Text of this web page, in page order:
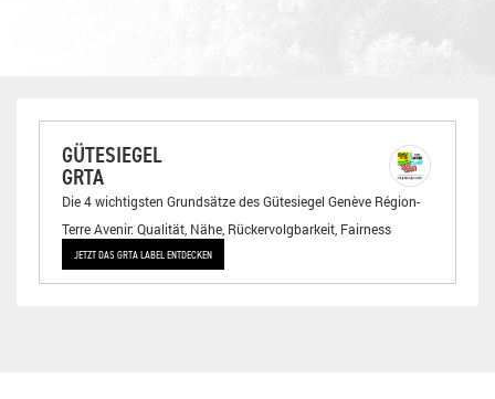
GÜTESIEGEL
GRTA
Die 4 wichtigsten Grundsätze des Gütesiegel Genève Région-
Terre Avenir: Qualität, Nähe, Rückervolgbarkeit, Fairness
JETZT DAS GRTA LABEL ENTDECKEN